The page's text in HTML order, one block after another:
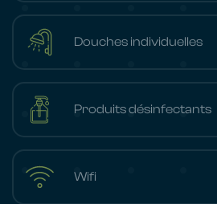
Douches individuelles
Produits désinfectants
Wifi